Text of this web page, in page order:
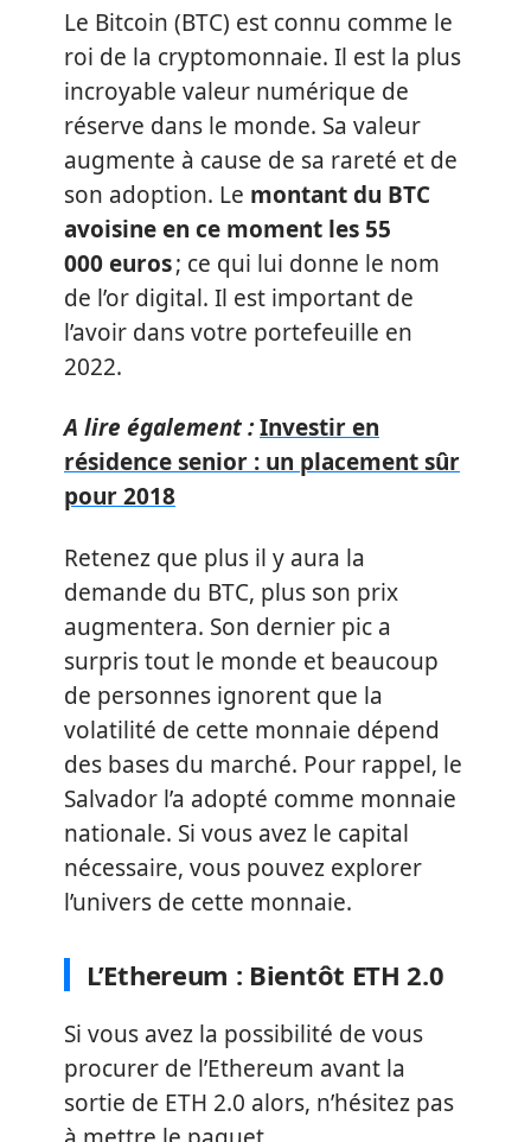
Le Bitcoin (BTC) est connu comme le
roi de la cryptomonnaie. Il est la plus
incroyable valeur numérique de
réserve dans le monde. Sa valeur
augmente à cause de sa rareté et de
son adoption. Le montant du BTC
avoisine en ce moment les 55
000 euros; ce qui lui donne le nom
de l’or digital. Il est important de
l’avoir dans votre portefeuille en
2022.
A lire également :Investir en
résidence senior : un placement sûr
pour 2018
Retenez que plus il y aura la
demande du BTC, plus son prix
augmentera. Son dernier pic a
surpris tout le monde et beaucoup
de personnes ignorent que la
volatilité de cette monnaie dépend
des bases du marché. Pour rappel, le
Salvador l’a adopté comme monnaie
nationale. Si vous avez le capital
nécessaire, vous pouvez explorer
l’univers de cette monnaie.
L’Ethereum : Bientôt ETH 2.0
Si vous avez la possibilité de vous
procurer de l’Ethereum avant la
sortie de ETH 2.0 alors, n’hésitez pas